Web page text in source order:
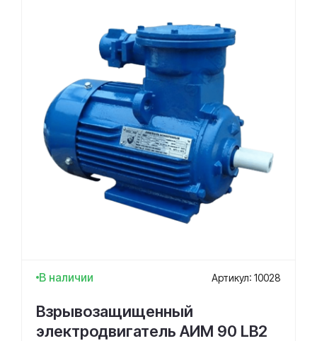
В наличии Артикул: 10028
Взрывозащищенный
электродвигатель АИМ 90 LВ2